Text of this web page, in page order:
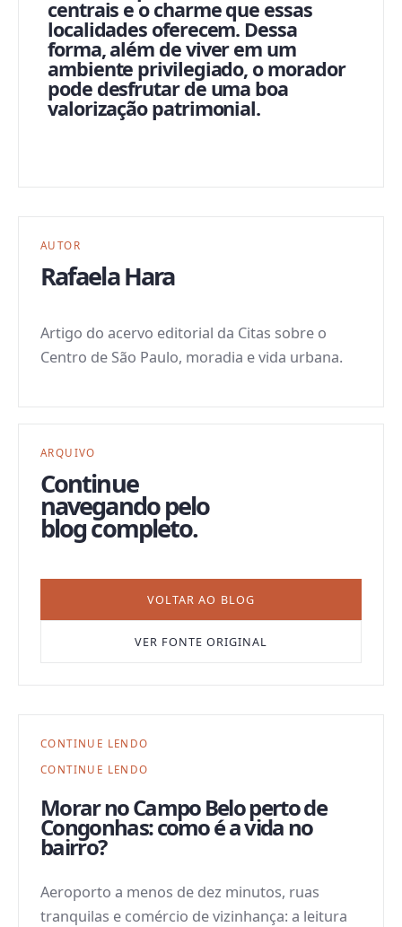
centrais e o charme que essas
localidades oferecem. Dessa
forma, além de viver em um
ambiente privilegiado, o morador
pode desfrutar de uma boa
valorização patrimonial.
AUTOR
Rafaela Hara
Artigo do acervo editorial da Citas sobre o
Centro de São Paulo, moradia e vida urbana.
ARQUIVO
Continue
navegando pelo
blog completo.
VOLTAR AO BLOG
VER FONTE ORIGINAL
CONTINUE LENDO
CONTINUE LENDO
Morar no Campo Belo perto de
Congonhas: como é a vida no
bairro?
Aeroporto a menos de dez minutos, ruas
tranquilas e comércio de vizinhança: a leitura